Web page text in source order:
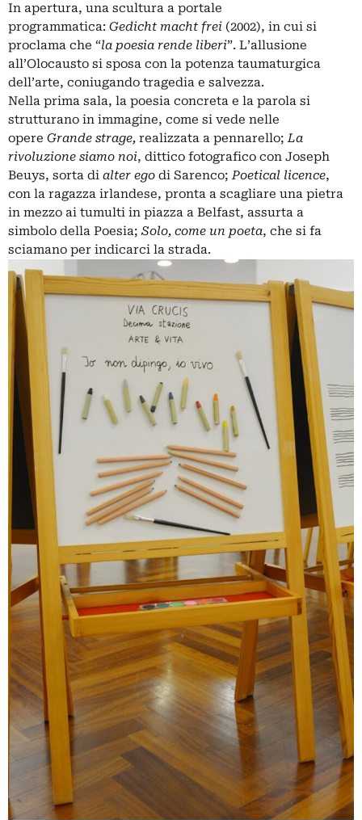
In apertura, una scultura a portale
programmatica: Gedicht macht frei (2002), in cui si
proclama che “la poesia rende liberi”. L’allusione
all’Olocausto si sposa con la potenza taumaturgica
dell’arte, coniugando tragedia e salvezza.
Nella prima sala, la poesia concreta e la parola si
strutturano in immagine, come si vede nelle
opere Grande strage, realizzata a pennarello;La
rivoluzione siamo noi, dittico fotografico con Joseph
Beuys, sorta di alter ego di Sarenco;Poetical licence,
con la ragazza irlandese, pronta a scagliare una pietra
in mezzo ai tumulti in piazza a Belfast, assurta a
simbolo della Poesia; Solo, come un poeta, che si fa
sciamano per indicarci la strada.